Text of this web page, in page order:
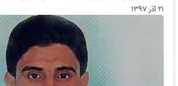
۲۱ آذر ۱۳۹۷